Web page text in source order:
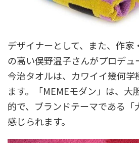
デザイナーとして、また、作家
の高い俣野温子さんがプロデュ
今治タオルは、カワイイ幾何学
ます。「MEMEモダン」は、大
的で、ブランドテーマである「
感じられます。